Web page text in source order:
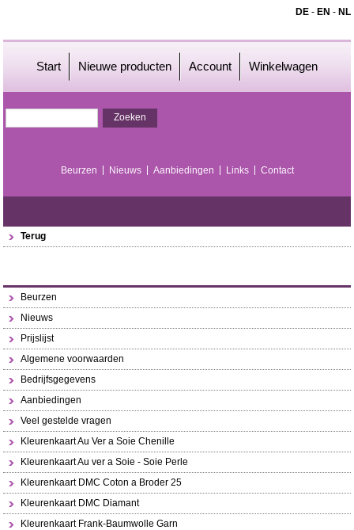
DE- EN - NL
Start Nieuwe producten Account Winkelwagen
Beurzen Nieuws Aanbiedingen Links Contact
Terug
Beurzen
Nieuws
Prijslijst
Algemene voorwaarden
Bedrijfsgegevens
Aanbiedingen
Veel gestelde vragen
Kleurenkaart Au Ver a Soie Chenille
Kleurenkaart Au ver a Soie - Soie Perle
Kleurenkaart DMC Coton a Broder 25
Kleurenkaart DMC Diamant
Kleurenkaart Frank-Baumwolle Garn